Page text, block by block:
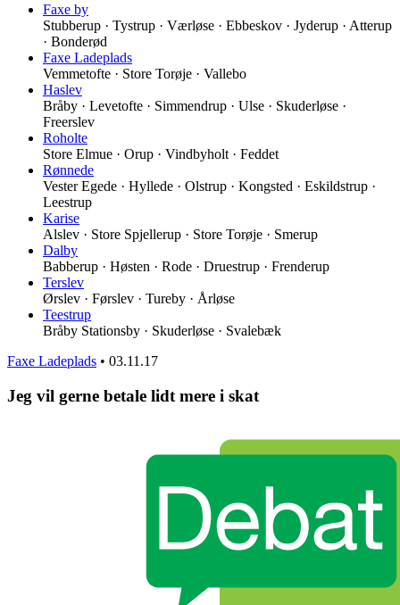
Faxe by
Stubberup · Tystrup · Værløse · Ebbeskov · Jyderup · Atterup
· Bonderød
Faxe Ladeplads
Vemmetofte · Store Torøje · Vallebo
Haslev
Bråby · Levetofte · Simmendrup · Ulse · Skuderløse ·
Freerslev
Roholte
Store Elmue · Orup · Vindbyholt · Feddet
Rønnede
Vester Egede · Hyllede · Olstrup · Kongsted · Eskildstrup ·
Leestrup
Karise
Alslev · Store Spjellerup · Store Torøje · Smerup
Dalby
Babberup · Høsten · Rode · Druestrup · Frenderup
Terslev
Ørslev · Førslev · Tureby · Årløse
Teestrup
Bråby Stationsby · Skuderløse · Svalebæk
Faxe Ladeplads • 03.11.17
Jeg vil gerne betale lidt mere i skat